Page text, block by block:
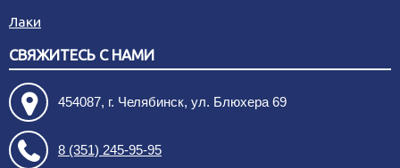
Лаки
СВЯЖИТЕСЬ С НАМИ
454087, г. Челябинск, ул. Блюхера 69
8 (351) 245-95-95